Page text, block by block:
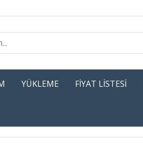
YÜKLEME FİYAT LİSTESİ